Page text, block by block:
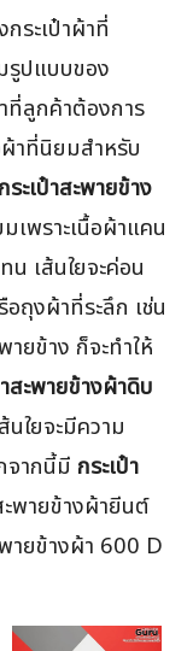
ระเป๋าผ้าที่
รูปแบบของ
ที่ลูกค้าต้องการ
ผ้าที่นิยมสำหรับ
กระเป๋าสะพายข้าง
เพราะเนื้อผ้าแคน
เส้นใยจะค่อน
ถุงผ้าที่ระลึก เช่น
ายข้าง ก็จะทำให้
สะพายข้างผ้าดิบ
ใยจะมีความ
จากนี้มี กระเป๋า
ะพายข้างผ้ายีนต์
ายข้างผ้า 600 D